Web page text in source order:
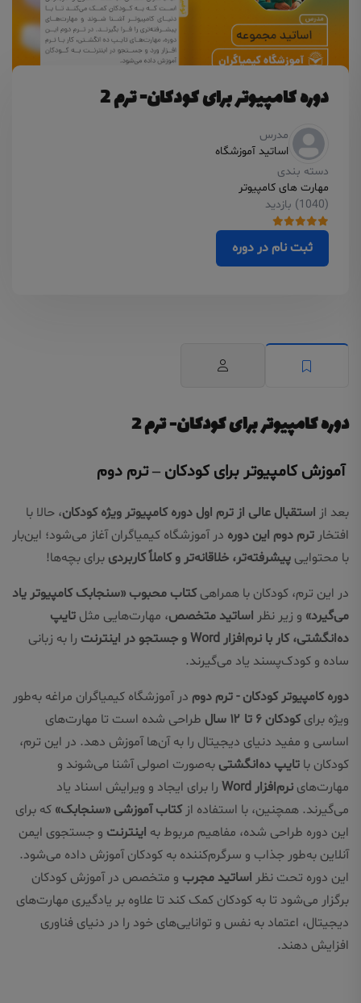
دوره کامپیوتر برای کودکان- ترم 2
مدرس
اساتید آموزشگاه
دسته بندی
مهارت های کامپیوتر
(1040) بازدید
ثبت نام در دوره
دوره کامپیوتر برای کودکان- ترم 2
آموزش کامپیوتر برای کودکان – ترم دوم
بعد از استقبال عالی از ترم اول دوره کامپیوتر ویژه کودکان، حالا با
افتخار ترم دوم این دوره در آموزشگاه کیمیاگران آغاز می‌شود؛ این‌بار
با محتوایی پیشرفته‌تر، خلاقانه‌تر و کاملاً کاربردی برای بچه‌ها!
در این ترم، کودکان با همراهیکتاب محبوب «سنجابک کامپیوتر یاد
می‌گیرد» و زیر نظر اساتید متخصص، مهارت‌هایی مثل تایپ
ده‌انگشتی، کار با نرم‌افزار Word و جستجو در اینترنت
را به زبانی
ساده و کودک‌پسند یاد می‌گیرند.
دوره کامپیوتر کودکان - ترم دوم در آموزشگاه کیمیاگران مراغه به‌طور
ویژه برایکودکان ۶ تا ۱۲ سال
طراحی شده است تا مهارت‌های
اساسی و مفید دنیای دیجیتال را به آن‌ها آموزش دهد. در این ترم،
کودکان با تایپ ده‌انگشتی به‌صورت اصولی آشنا می‌شوند و
مهارت‌های نرم‌افزار Word
را برای ایجاد و ویرایش اسناد یاد
می‌گیرند. همچنین، با استفاده ازکتاب آموزشی «سنجابک» که برای
این دوره طراحی شده، مفاهیم مربوط به اینترنت و جستجوی ایمن
آنلاین به‌طور جذاب و سرگرم‌کننده به کودکان آموزش داده می‌شود.
این دوره تحت نظر اساتید مجرب و متخصص در آموزش کودکان
برگزار می‌شود تا به کودکان کمک کند تا علاوه بر یادگیری مهارت‌های
دیجیتال، اعتماد به نفس و توانایی‌های خود را در دنیای فناوری
افزایش دهند.